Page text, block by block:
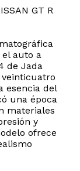
GT R
auto a
de Jada
veinticuatro
esencia del
una época
materiales
y
ofrece